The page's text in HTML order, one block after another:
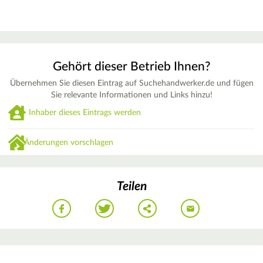
Gehört dieser Betrieb Ihnen?
Übernehmen Sie diesen Eintrag auf Suchehandwerker.de und fügen
Sie relevante Informationen und Links hinzu!
Inhaber dieses Eintrags werden
Änderungen vorschlagen
Teilen